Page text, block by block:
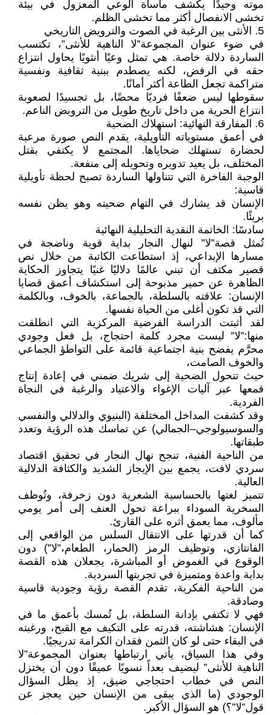
موته وحيدًا يكشف مأساة الوعي المعزول في بيئة
تخشى الانفصال أكثر مما تخشى الظلم.
5. الأنثى بين الرغبة في الصوت والترويض التاريخي
في ضوء عنوان المجموعة”لا الناهية للأنثى”، تكتسب
الساردة دلالة خاصة. هي تمثل وعيًا أنثويًا يحاول انتزاع
حقه في الرفض، لكنه يصطدم ببنية ثقافية ونفسية
متراكمة تجعل الطاعة أكثر أمانًا.
سقوطها ليس ضعفًا فرديًا محضًا، بل تجسيدًا لصعوبة
انتزاع الحرية من داخل تاريخ طويل من الترويض الناعم.
6. المفارقة النهائية: استهلاك الضحية
في أعمق مستوياته التأويلية، يقدم النص صورة مرعبة
لحضارة تستهلك ضحاياها. المجتمع لا يكتفي بقتل
المختلف، بل يعيد تدويره وتحويله إلى منفعة.
الوجبة الفاخرة التي تتناولها الساردة تصبح لحظة تأويلية
قاسية:
الإنسان قد يشارك في التهام ضحيته وهو يظن نفسه
بريئًا.
سادسًا: الخاتمة النقدية التحليلية النهائية
تُمثل قصة”لا” لنهال النجار بداية قوية وناضجة في
مسارها الإبداعي، إذ استطاعت الكاتبة من خلال نص
قصير مكثف أن تبني عالمًا دلاليًا غنيًا يتجاوز الحكاية
الظاهرة عن حمير مذبوحة إلى استكشاف أعمق قضايا
الإنسان: علاقته بالسلطة، بالجماعة، بالخوف، وبالكلمة
التي قد تكون أغلى من الحياة نفسها.
لقد أثبتت الدراسة الفرضية المركزية التي انطلقت
منها:”لا” ليست مجرد كلمة احتجاج، بل فعل وجودي
محرَّم يفضح بنية اجتماعية قائمة على التواطؤ الجماعي
والخوف الصامت،
حيث تتحول الضحية إلى شريك ضمني في إعادة إنتاج
قمعها عبر آليات الإغواء والاعتياد والرغبة في النجاة
الفردية.
وقد كشفت المداخل المختلفة (البنيوي والدلالي والنفسي
والسوسيولوجي–الجمالي) عن تماسك هذه الرؤية وتعدد
طبقاتها.
من الناحية الفنية، تنجح نهال النجار في تحقيق اقتصاد
سردي لافت، يجمع بين الإيجاز الشديد والكثافة الدلالية
العالية.
تتميز لغتها بالحساسية الشعرية دون زخرفة، وتُوظف
السخرية السوداء ببراعة تحول العنف إلى أمر يومي
مألوف، مما يعمق أثره على القارئ.
كما أن قدرتها على الانتقال السلس من الواقعي إلى
الفانتازي، وتوظيف الرمز (الحمار، الطعام،”لا”) دون
الوقوع في الغموض أو المباشرة، يجعلان هذه القصة
بداية واعدة ومتميزة في تجربتها السردية.
من الناحية الفكرية، تقدم القصة رؤية وجودية قاسية
وصادقة.
فهي لا تكتفي بإدانة السلطة، بل تُمسك بأعمق ما في
الإنسان: هشاشته، قدرته على التكيف مع القبح، ورغبته
في البقاء حتى لو كان الثمن فقدان الكرامة تدريجيًا.
وفي هذا السياق، يأتي ارتباطها بعنوان المجموعة”لا
الناهية للأنثى” ليضيف بعداً نسويًا عميقًا دون أن يختزل
النص في خطاب احتجاجي ضيق، إذ يظل السؤال
الوجودي (ما الذي يبقى من الإنسان حين يعجز عن
قول”لا”؟) هو السؤال الأكبر.